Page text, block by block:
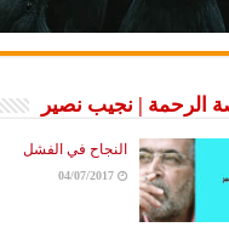
الرحمة | نجيب نصير
النجاح في الفشل
04/07/2017